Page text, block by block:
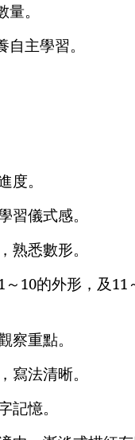
。
主學習。
度。
習儀式感。
熟悉數形。
～ 10的外形，及11
察重點。
寫法清晰。
記憶。